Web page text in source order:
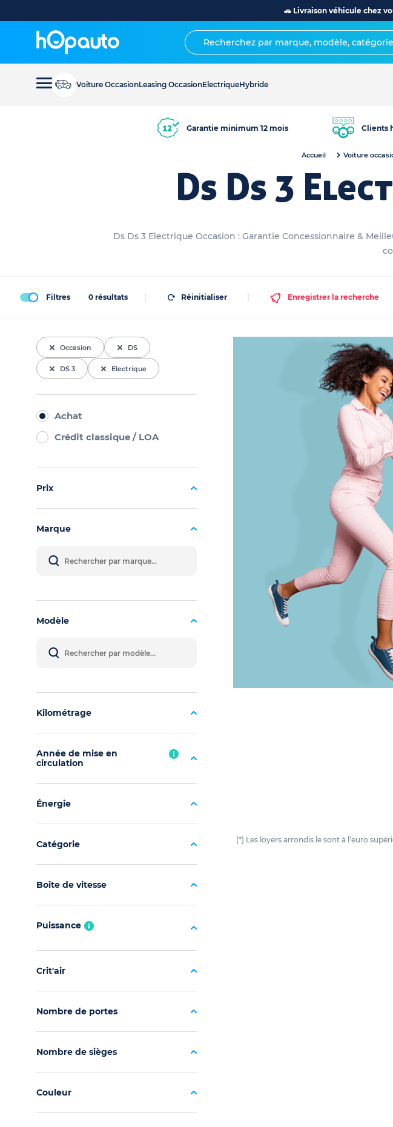
🚗 Livraison véhicule chez
Voiture OccasionLeasing OccasionElectriqueHybride
Garantie minimum 12 mois Clients
Accueil Voiture
Ds Ds 3
Ds Ds 3 Electrique Occasion : Garantie Concessionnaire &
Filtres 0 résultats Réinitialiser Enregistrer la recherche
Occasion DS
DS 3 Electrique
Achat
Crédit classique / LOA
Prix
Marque
Modèle
Kilométrage
Année de mise en
circulation
Énergie
Catégorie
Boîte de vitesse
Puissance
Crit'air
Nombre de portes
Nombre de sièges
Couleur
(*) Les loyers arrondis le sont à l’euro